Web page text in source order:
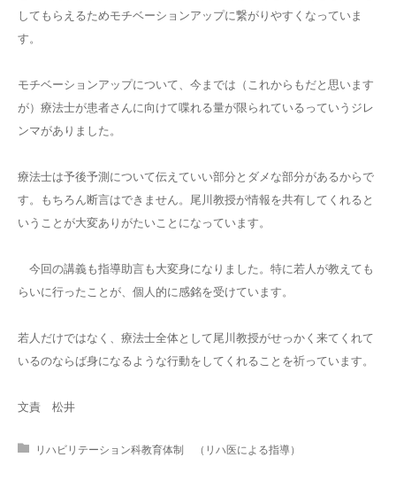
してもらえるためモチベーションアップに繋がりやすくなっていま
す。
モチベーションアップについて、今までは（これからもだと思います
が）療法士が患者さんに向けて喋れる量が限られているっていうジレ
ンマがありました。
療法士は予後予測について伝えていい部分とダメな部分があるからで
す。もちろん断言はできません。尾川教授が情報を共有してくれると
いうことが大変ありがたいことになっています。
今回の講義も指導助言も大変身になりました。特に若人が教えても
らいに行ったことが、個人的に感銘を受けています。
若人だけではなく、療法士全体として尾川教授がせっかく来てくれて
いるのならば身になるような行動をしてくれることを祈っています。
文責 松井
リハビリテーション科教育体制 （リハ医による指導）